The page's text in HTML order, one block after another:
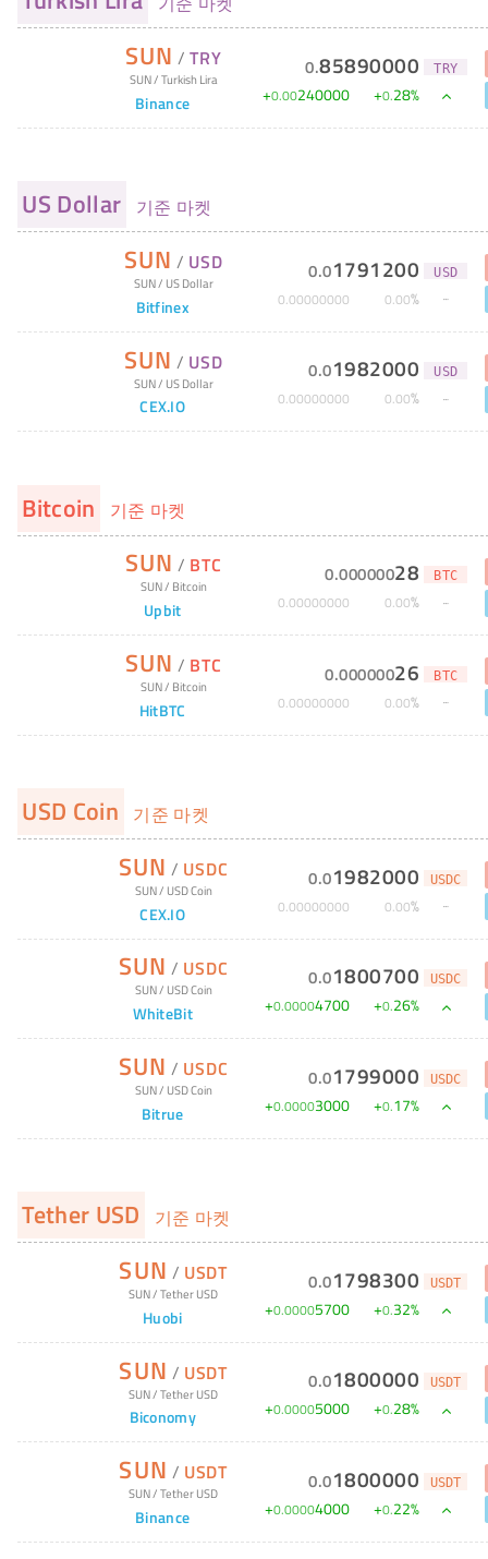
SUN /TRY
SUN/Turkish Lira
Binance
0.85890000 TRY
+0.00240000 +0.28%
US Dollar 기준 마켓
SUN / USD
SUN/ US Dollar
Bitfinex
0.01791200 USD
0.00000000 0.00%
SUN / USD
SUN/ US Dollar
CEX.IO
0.01982000 USD
0.00000000 0.00%
Bitcoin 기준 마켓
SUN / BTC
SUN/ Bitcoin
Upbit
0.00000028 BTC
0.00000000 0.00%
SUN / BTC
SUN/ Bitcoin
HitBTC
0.00000026 BTC
0.00000000 0.00%
USD Coin 기준 마켓
SUN / USDC
SUN/ USD Coin
CEX.IO
0.01982000 USDC
0.00000000 0.00%
SUN / USDC
SUN/ USD Coin
WhiteBit
0.01800700 USDC
+0.00004700 +0.26%
SUN / USDC
SUN/ USD Coin
Bitrue
0.01799000 USDC
+0.00003000 +0.17%
Tether USD 기준 마켓
SUN / USDT
SUN/Tether USD
Huobi
0.01798300 USDT
+0.00005700 +0.32%
SUN / USDT
SUN/Tether USD
Biconomy
0.01800000 USDT
+0.00005000 +0.28%
SUN / USDT
SUN/Tether USD
Binance
0.01800000 USDT
+0.00004000 +0.22%